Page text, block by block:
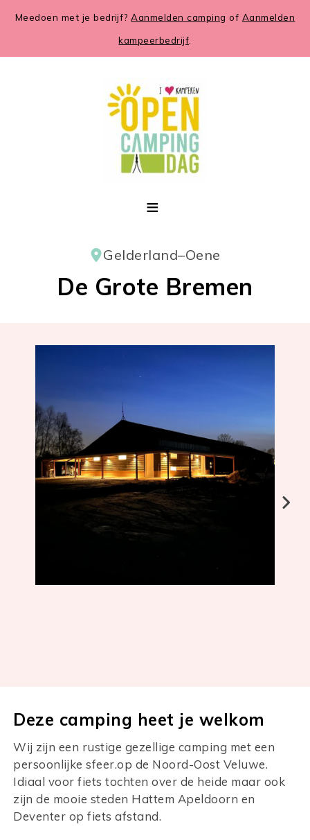
Meedoen met je bedrijf?Aanmelden camping of Aanmelden
kampeerbedrijf
Gelderland–Oene
De Grote Bremen
Deze camping heet je welkom
Wij zijn een rustige gezellige camping met een
persoonlijke sfeer.op de Noord-Oost Veluwe.
Idiaal voor fiets tochten over de heide maar ook
zijn de mooie steden Hattem Apeldoorn en
Deventer op fiets afstand.